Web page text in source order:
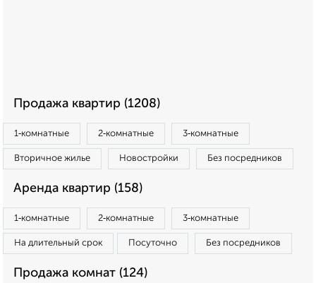
Продажа квартир (1208)
1‑комнатные 2‑комнатные 3‑комнатные
Вторичное жилье Новостройки Без посредников
Аренда квартир (158)
1‑комнатные 2‑комнатные 3‑комнатные
На длительный срок Посуточно Без посредников
Продажа комнат (124)